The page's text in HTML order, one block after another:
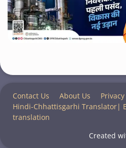
Contact Us About Us
Hindi-Chhattisgarhi Translator|
translation
Created